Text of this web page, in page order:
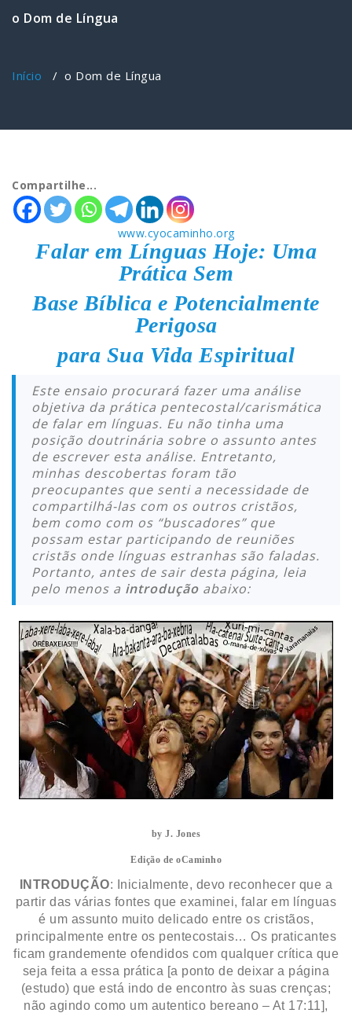
o Dom de Língua
Início / o Dom de Língua
Compartilhe...
www.cyocaminho.org
Falar em Línguas Hoje: Uma
Prática Sem
Base Bíblica e Potencialmente
Perigosa
para Sua Vida Espiritual
Este ensaio procurará fazer uma análise
objetiva da prática pentecostal/carismática
de falar em línguas. Eu não tinha uma
posição doutrinária sobre o assunto antes
de escrever esta análise. Entretanto,
minhas descobertas foram tão
preocupantes que senti a necessidade de
compartilhá-las com os outros cristãos,
bem como com os “buscadores” que
possam estar participando de reuniões
cristãs onde línguas estranhas são faladas.
Portanto, antes de sair desta página, leia
pelo menos a introdução abaixo:
by J. Jones
Edição de oCaminho
INTRODUÇÃO: Inicialmente, devo reconhecer que a
partir das várias fontes que examinei, falar em línguas
é um assunto muito delicado entre os cristãos,
principalmente entre os pentecostais… Os praticantes
ficam grandemente ofendidos com qualquer crítica que
seja feita a essa prática [a ponto de deixar a página
(estudo) que está indo de encontro às suas crenças;
não agindo como um autentico bereano – At 17:11],